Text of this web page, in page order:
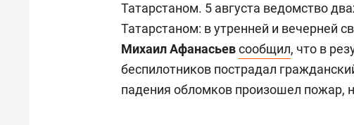
Татарстаном. 5 августа ведомство
Татарстаном: в утренней и вечерней
Михаил Афанасьевсообщил, что в
беспилотников пострадал
падения обломков произошел пожар,